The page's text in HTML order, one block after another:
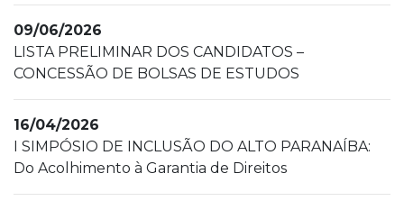
09/06/2026
LISTA PRELIMINAR DOS CANDIDATOS –
CONCESSÃO DE BOLSAS DE ESTUDOS
16/04/2026
I SIMPÓSIO DE INCLUSÃO DO ALTO PARANAÍBA:
Do Acolhimento à Garantia de Direitos